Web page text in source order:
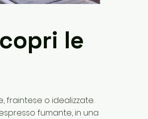
le
fraintese o idealizzate.
fumante, in una